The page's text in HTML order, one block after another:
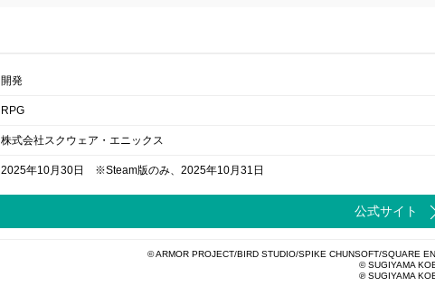
開発
RPG
株式会社スクウェア・エニックス
2025年10月30日 ※Steam版のみ、2025年10月31日
公式サイト
© ARMOR PROJECT/BIRD STUDIO/SPIKE CHUNSOFT/SQUARE
© SUGIYAMA
℗ SUGIYAMA